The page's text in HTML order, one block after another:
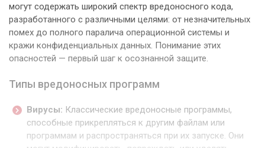
могут содержать широкий спектр вредоносного кода,
разработанного с различными целями: от незначительных
помех до полного паралича операционной системы и
кражи конфиденциальных данных. Понимание этих
опасностей — первый шаг к осознанной защите.
Типы вредоносных программ
Вирусы: Классические вредоносные программы,
способные прикрепляться к другим файлам или
программам и распространяться при их запуске. Они